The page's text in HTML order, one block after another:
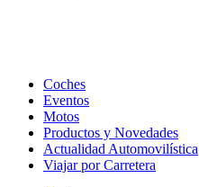
Coches
Eventos
Motos
Productos y Novedades
Actualidad Automovilística
Viajar por Carretera